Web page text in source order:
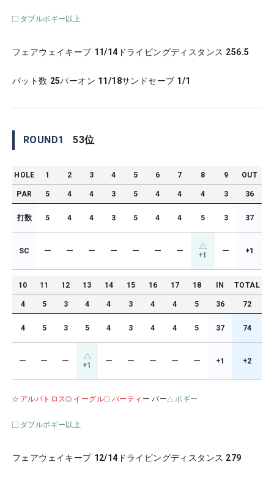
ダブルボギー以上
フェアウェイキープ 11/14 ドライビングディスタンス 256.5
パット数 25パーオン 11/18サンドセーブ 1/1
ROUND1 53位
HOLE 1 2 3 4 5 6 7 8 9 OUT
PAR 5 4 4 3 5 4 4 4 3 36
打数 5 4 4 3 5 4 4 5 3 37
SC ー ー ー ー ー ー ー +1 ー +1
10 11 12 13 14 15 16 17 18 IN TOTAL
4 5 3 4 4 3 4 4 5 36 72
4 5 3 5 4 3 4 4 5 37 74
ー ー ー +1 ー ー ー ー ー +1 +2
アルバトロス イーグル バーティ ー パー ボギー
ダブルボギー以上
フェアウェイキープ 12/14 ドライビングディスタンス 279